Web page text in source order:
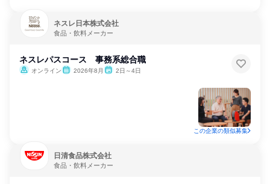
ネスレ日本株式会社
食品・飲料メーカー
ネスレパスコース 事務系総合職
オンライン 2026年8月 2日～4日
この企業の類似募集
日清食品株式会社
食品・飲料メーカー